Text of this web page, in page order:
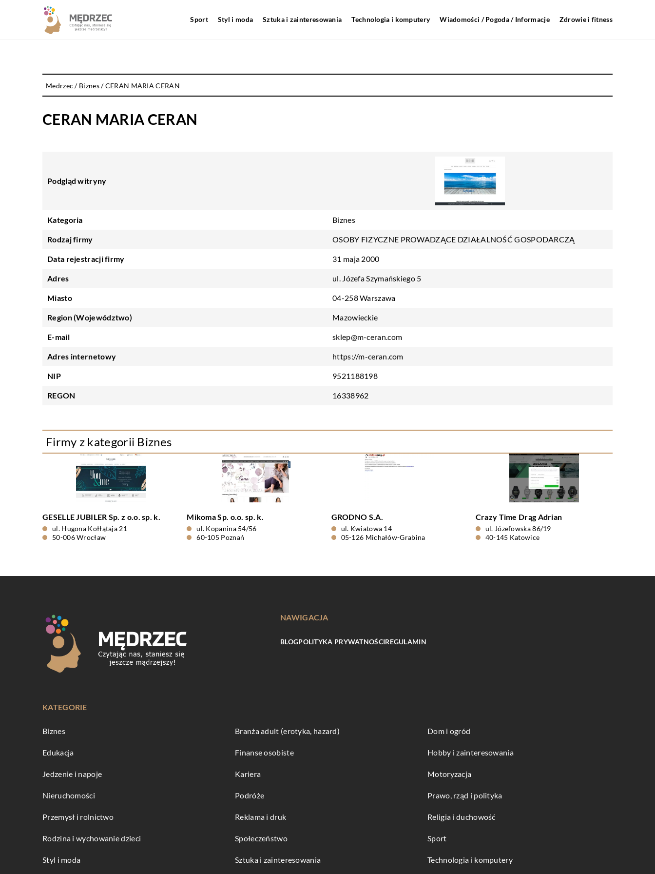
Sport Styl i moda Sztuka i zainteresowania Technologia i komputery Wiadomości / Pogoda / Informacje Zdrowie i fitness
Medrzec / Biznes/CERAN MARIA CERAN
CERAN MARIA CERAN
Podgląd witryny
Kategoria Biznes
Rodzaj firmy OSOBY FIZYCZNE PROWADZĄCE DZIAŁALNOŚĆ GOSPODARCZĄ
Data rejestracji firmy 31 maja 2000
Adres ul. Józefa Szymańskiego 5
Miasto 04-258 Warszawa
Region (Województwo) Mazowieckie
E-mail sklep@m-ceran.com
Adres internetowy https://m-ceran.com
NIP 9521188198
REGON 16338962
Firmy z kategorii Biznes
GESELLE JUBILER Sp. z o.o. sp. k.
ul. Hugona Kołłątaja 21
50-006 Wrocław
Mikoma Sp. o.o. sp. k.
ul. Kopanina 54/56
60-105 Poznań
GRODNO S.A.
ul. Kwiatowa 14
05-126 Michałów-Grabina
Crazy Time Drąg Adrian
ul. Józefowska 86/19
40-145 Katowice
NAWIGACJA
BLOGPOLITYKA PRYWATNOŚCIREGULAMIN
KATEGORIE
Biznes Branża adult (erotyka, hazard) Dom i ogród
Edukacja Finanse osobiste Hobby i zainteresowania
Jedzenie i napoje Kariera Motoryzacja
Nieruchomości Podróże Prawo, rząd i polityka
Przemysł i rolnictwo Reklama i druk Religia i duchowość
Rodzina i wychowanie dzieci Społeczeństwo Sport
Styl i moda Sztuka i zainteresowania Technologia i komputery